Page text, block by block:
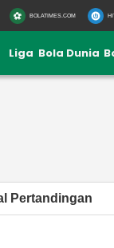
BOLATIMES.COM
Liga Bola Dunia
Pertandingan